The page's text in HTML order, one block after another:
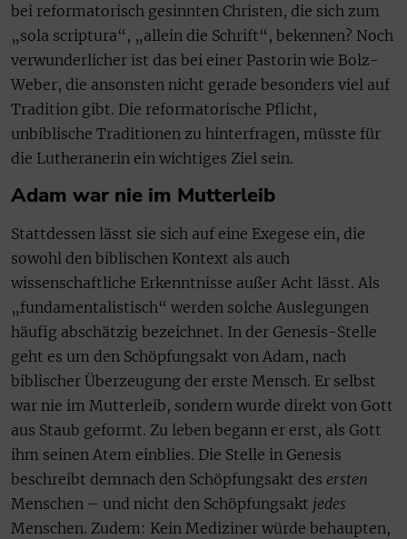
bei reformatorisch gesinnten Christen, die sich zum
„sola scriptura“, „allein die Schrift“, bekennen? Noch
verwunderlicher ist das bei einer Pastorin wie Bolz-
Weber, die ansonsten nicht gerade besonders viel auf
Tradition gibt. Die reformatorische Pflicht,
unbiblische Traditionen zu hinterfragen, müsste für
die Lutheranerin ein wichtiges Ziel sein.
Adam war nie im Mutterleib
Stattdessen lässt sie sich auf eine Exegese ein, die
sowohl den biblischen Kontext als auch
wissenschaftliche Erkenntnisse außer Acht lässt. Als
„fundamentalistisch“ werden solche Auslegungen
häufig abschätzig bezeichnet. In der Genesis-Stelle
geht es um den Schöpfungsakt von Adam, nach
biblischer Überzeugung der erste Mensch. Er selbst
war nie im Mutterleib, sondern wurde direkt von Gott
aus Staub geformt. Zu leben begann er erst, als Gott
ihm seinen Atem einblies. Die Stelle in Genesis
beschreibt demnach den Schöpfungsakt des ersten
Menschen – und nicht den Schöpfungsakt jedes
Menschen. Zudem: Kein Mediziner würde behaupten,